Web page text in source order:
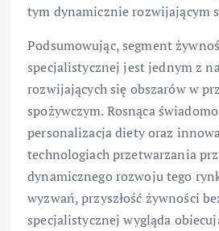
tym dynamicznie rozwijającym
Podsumowując, segment
specjalistycznej jest jednym z
rozwijających się obszarów w
spożywczym. Rosnąca
personalizacja diety oraz
technologiach przetwarzania
dynamicznego rozwoju tego
wyzwań, przyszłość żywności
specjalistycznej wygląda